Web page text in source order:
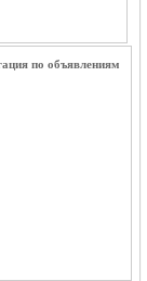
по объявлениям